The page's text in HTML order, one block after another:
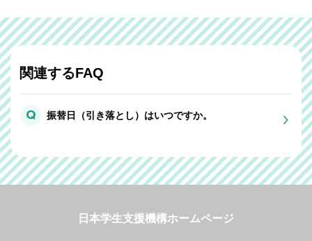
関連するFAQ
振替日（引き落とし）はいつですか。
日本学生支援機構ホームページ